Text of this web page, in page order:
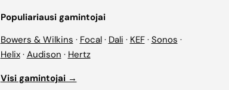
Populiariausi gamintojai
Bowers & Wilkins · Focal· Dali · KEF· Sonos ·
Helix· Audison · Hertz
Visi gamintojai →